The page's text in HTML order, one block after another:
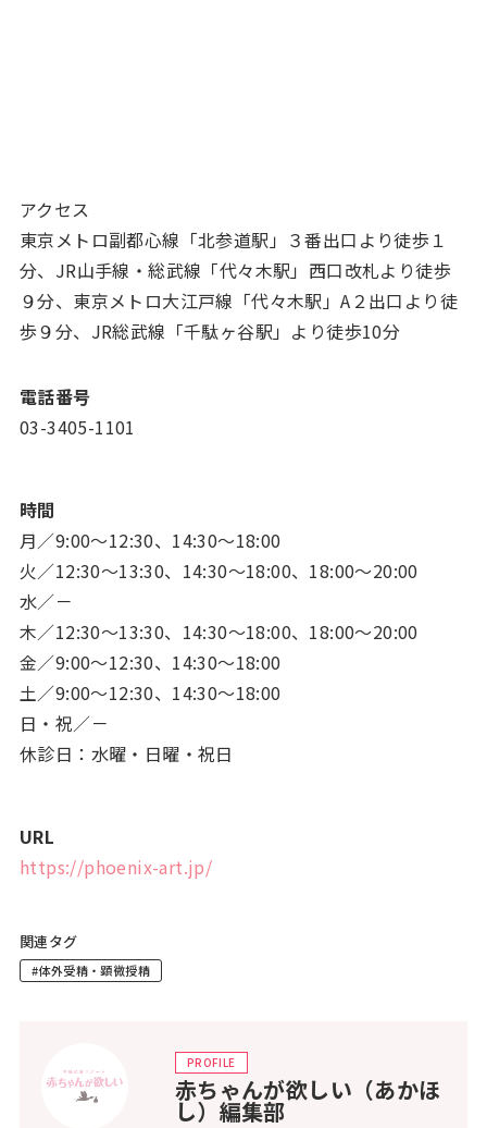
アクセス
東京メトロ副都心線「北参道駅」３番出口より徒歩１
分、JR山手線・総武線「代々木駅」西口改札より徒歩
９分、東京メトロ大江戸線「代々木駅」A２出口より徒
歩９分、JR総武線「千駄ヶ谷駅」より徒歩10分
電話番号
03-3405-1101
時間
月／9:00～12:30、14:30～18:00
火／12:30～13:30、14:30～18:00、18:00～20:00
水／－
木／12:30～13:30、14:30～18:00、18:00～20:00
金／9:00～12:30、14:30～18:00
土／9:00～12:30、14:30～18:00
日・祝／－
休診日：水曜・日曜・祝日
URL
https://phoenix-art.jp/
関連タグ
#体外受精・顕微授精
PROFILE
赤ちゃんが欲しい（あかほ
し）編集部